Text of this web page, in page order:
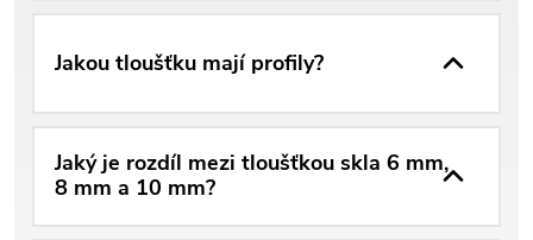
Jakou tloušťku mají profily?
Jaký je rozdíl mezi tloušťkou skla 6 mm,
8 mm a 10 mm?